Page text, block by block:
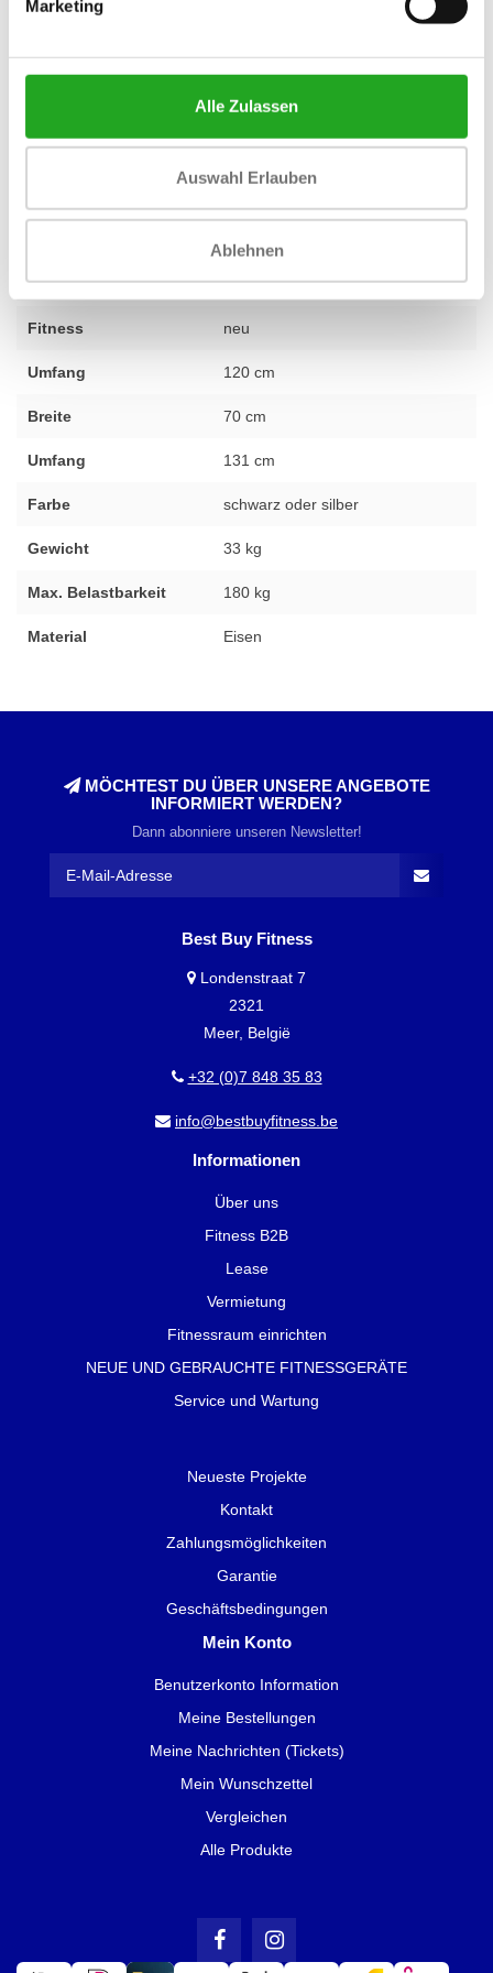
Marketing
Alle Zulassen
Auswahl Erlauben
Ablehnen
ein gutes und sicheres Training notwendig ist, und wählen unser
unsere Geräte, einschließlich dieser Trainingsbank,
standardmäßig 1 Jahr Garantie. So sind Sie sicher, eine
zu tätigen. Haben Sie Fragen zur Verstellbaren Hantelbank Blue
Line oder wünschen Sie Beratung zur Einrichtung Ihres
Fitnessraums? Unser erfahrenes Team steht Ihnen gerne zur
Fitness neu
Umfang 120 cm
Breite 70 cm
Umfang 131 cm
Farbe schwarz oder silber
Gewicht 33 kg
Max. Belastbarkeit 180 kg
Material Eisen
MÖCHTEST DU ÜBER UNSERE ANGEBOTE
INFORMIERT WERDEN?
Dann abonniere unseren Newsletter!
Best Buy Fitness
Londenstraat 7
2321
Meer, België
+32 (0)7 848 35 83
info@bestbuyfitness.be
Informationen
Über uns
Fitness B2B
Lease
Vermietung
Fitnessraum einrichten
NEUE UND GEBRAUCHTE FITNESSGERÄTE
Service und Wartung
Neueste Projekte
Kontakt
Zahlungsmöglichkeiten
Garantie
Geschäftsbedingungen
Mein Konto
Benutzerkonto Information
Meine Bestellungen
Meine Nachrichten (Tickets)
Mein Wunschzettel
Vergleichen
Alle Produkte